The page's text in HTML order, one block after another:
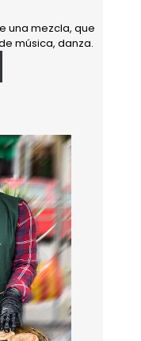
una mezcla, que
música, danza.